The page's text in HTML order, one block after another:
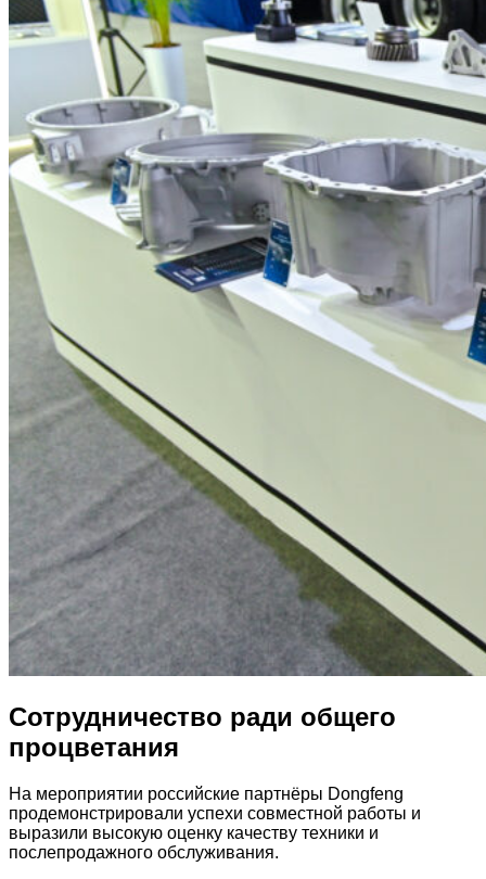
Сотрудничество ради общего
процветания
На мероприятии российские партнёры Dongfeng
продемонстрировали успехи совместной работы и
выразили высокую оценку качеству техники и
послепродажного обслуживания.